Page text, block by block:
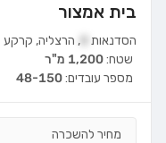
בית אמצור
הסדנאות , הרצליה, קרקע
שטח:1,200 מ"ר
מספר עובדים:48-150
מחיר להשכרה